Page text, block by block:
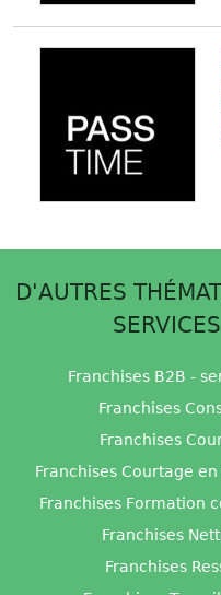
D'AUTRES
Franchises B2B -
Franchises
Franchises
Franchises Courtage
Franchises Formation
Franchises
Franchises